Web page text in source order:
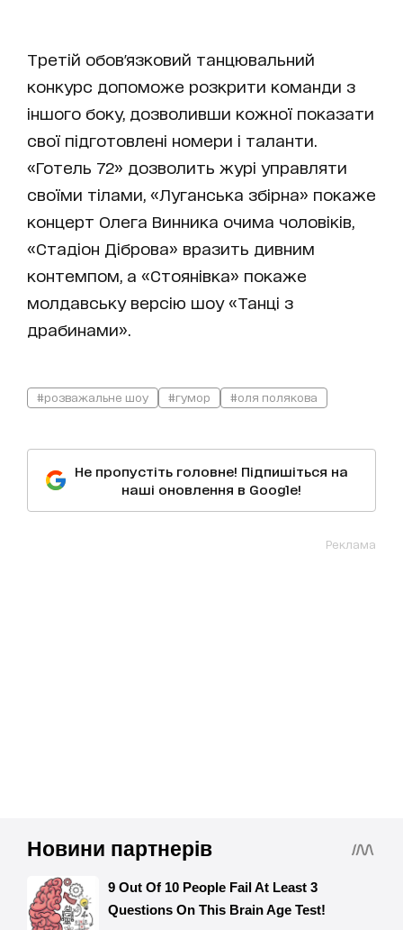
Третій обов'язковий танцювальний
конкурс допоможе розкрити команди з
іншого боку, дозволивши кожної показати
свої підготовлені номери і таланти.
«Готель 72» дозволить журі управляти
своїми тілами, «Луганська збірна» покаже
концерт Олега Винника очима чоловіків,
«Стадіон Діброва» вразить дивним
контемпом, а «Стоянівка» покаже
молдавську версію шоу «Танці з
драбинами».
#розважальне шоу #гумор #оля полякова
Не пропустіть головне! Підпишіться на
наші оновлення в Google!
Реклама